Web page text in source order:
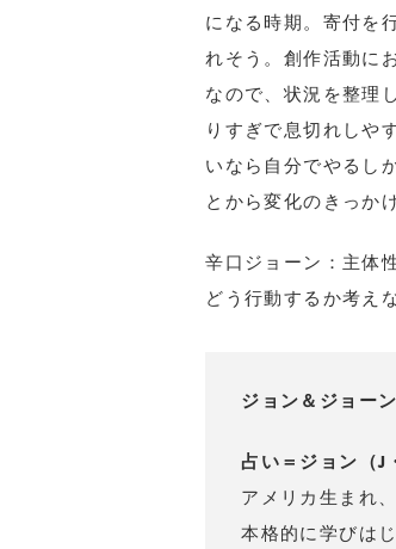
になる時期。寄付を
れそう。創作活動に
なので、状況を整理
りすぎで息切れしや
いなら自分でやるし
とから変化のきっか
辛口ジョーン：主体
どう行動するか考え
ジョン＆ジョーン
占い＝ジョン（J
アメリカ生まれ
本格的に学びは